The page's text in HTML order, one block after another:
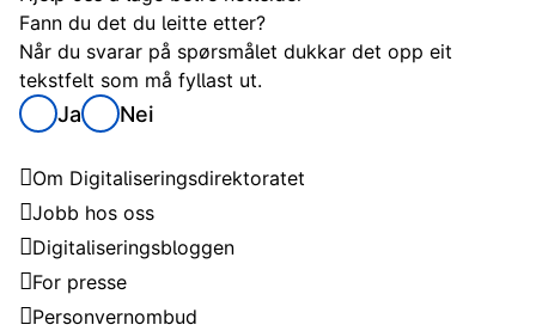
Fann du det du leitte etter?
Når du svarar på spørsmålet dukkar det opp eit
tekstfelt som må fyllast ut.
Ja Nei
Om Digitaliseringsdirektoratet
Jobb hos oss
Digitaliseringsbloggen
For presse
Personvernombud